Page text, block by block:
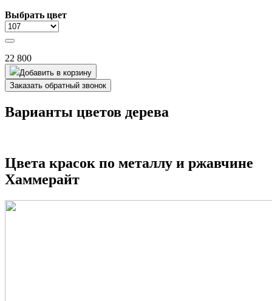
Выбрать цвет
22 800
Добавить в корзину
Заказать обратный звонок
Варианты цветов дерева
Цвета красок по металлу и ржавчине
Хаммерайт